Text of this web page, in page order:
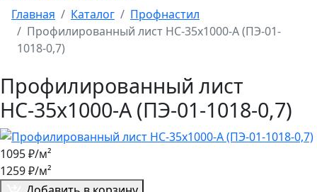
Главная
Каталог
Профнастил
Профилированный лист НС-35x1000-A (ПЭ-01-
1018-0,7)
Профилированный лист
НС-35x1000-A (ПЭ-01-1018-0,7)
1095₽/м²
1259₽/м²